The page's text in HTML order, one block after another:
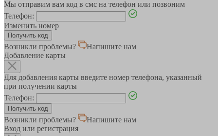
Мы отправим вам код в смс на телефон или позвоним
Телефон:
Изменить номер
Возникли проблемы?
Напишите нам
Добавление карты
Для добавления карты введите номер телефона, указанный
при получении карты
Телефон:
Возникли проблемы?
Напишите нам
Вход или регистрация